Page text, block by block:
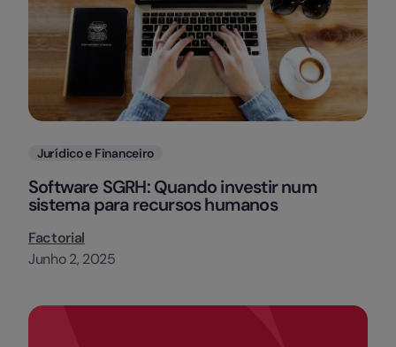
Categorias
Jurídico e Financeiro
Software SGRH: Quando investir num
sistema para recursos humanos
Factorial
Junho 2, 2025